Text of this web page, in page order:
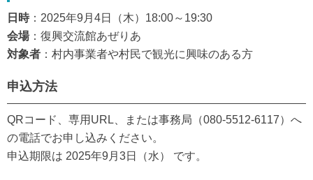
日時：2025年9月4日（木）18:00～19:30
会場：復興交流館あぜりあ
対象者 ：村内事業者や村民で観光に興味のある方
申込方法
QRコード、専用URL、または事務局（080-5512-6117）へ
の電話でお申し込みください。
申込期限は 2025年9月3日（水） です。